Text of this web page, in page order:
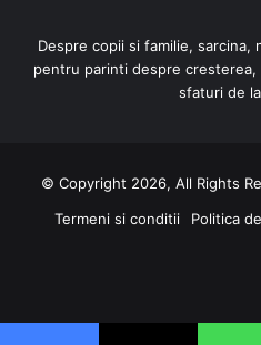
Despre copii si familie,
pentru parinti despre cresterea,
sfaturi de
© Copyright 2026, All Rights
Termeni si conditii
Politica